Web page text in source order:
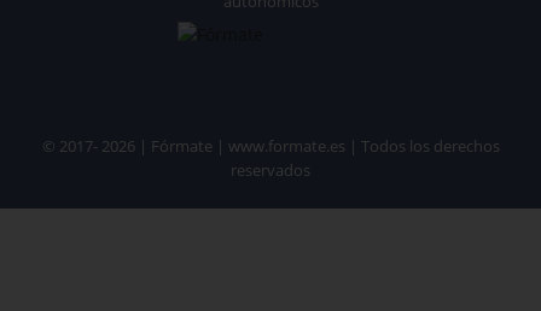
© 2017- 2026 | Fórmate | www.formate.es | Todos los derechos
reservados